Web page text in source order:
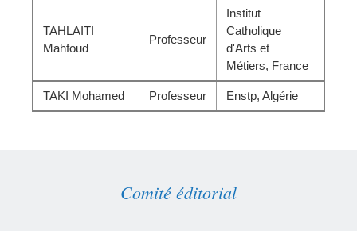
TAHLAITI
Mahfoud
Professeur
Institut
Catholique
d'Arts et
Métiers, France
TAKI Mohamed Professeur Enstp, Algérie
Comité éditorial